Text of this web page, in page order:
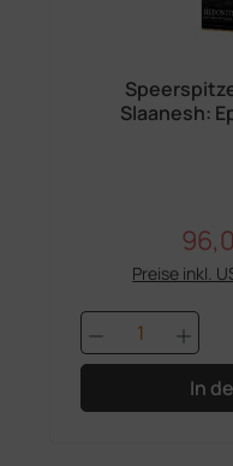
Slaanesh:
Preise inkl.
Produkt
In